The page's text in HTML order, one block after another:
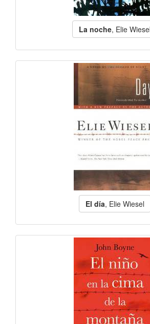
La noche, Elie Wiesel
El día, Elie Wiesel